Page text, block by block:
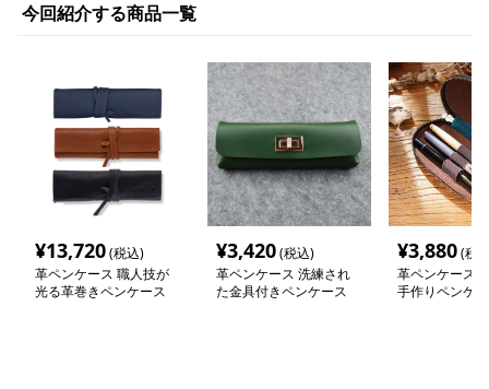
今回紹介する商品一覧
¥13,720(税込)
革ペンケース 職人技が
光る革巻きペンケース
¥3,420(税込)
革ペンケース 洗練され
た金具付きペンケース
¥3,880(税
革ペンケース
手作りペンケ